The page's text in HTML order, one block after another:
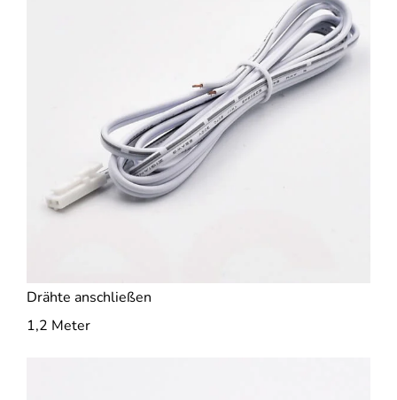
Drähte anschließen
1,2 Meter